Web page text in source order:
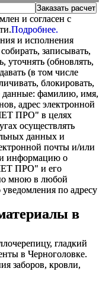
и согласен с
Подробнее.
и исполнения
записывать,
уточнять (обновлять,
(в том числе
блокировать,
данные: фамилию, имя,
адрес электронной
ПРО" в целях
осуществлять
данных и
почты и/или
и информацию о
ПРО" и его
мною в любой
по адресу
в
гладкий
в Черноголовке.
заборов, кровли,